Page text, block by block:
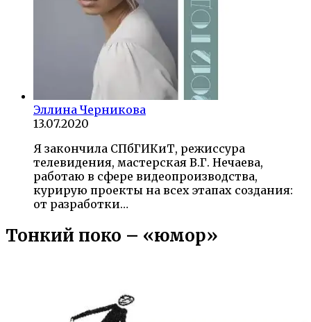
Эллина Черникова
13.07.2020
Я закончила СПбГИКиТ, режиссура
телевидения, мастерская В.Г. Нечаева,
работаю в сфере видеопроизводства,
курирую проекты на всех этапах создания:
от разработки…
Тонкий поко – «юмор»